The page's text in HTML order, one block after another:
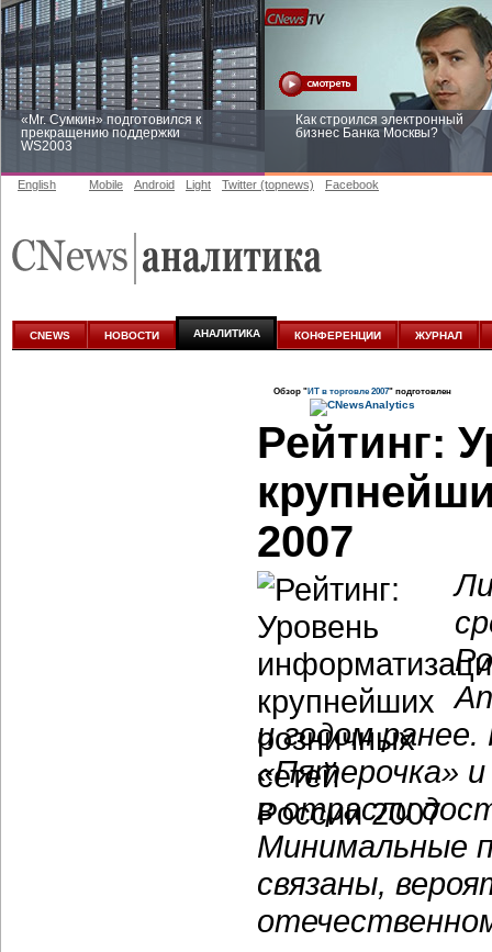
«Mr. Сумкин» подготовился к
прекращению поддержки
WS2003
Как строился электронный
бизнес Банка Москвы?
аналитике
English Mobile Android Light Twitter (topnews) Facebook
CNEWS НОВОСТИ АНАЛИТИКА КОНФЕРЕНЦИИ ЖУРНАЛ
Обзор "ИТ в торговле 2007" подготовлен
Рейтинг:
2007
и годом
«Пятерочка»
в отрасли
Минимальные
связаны,